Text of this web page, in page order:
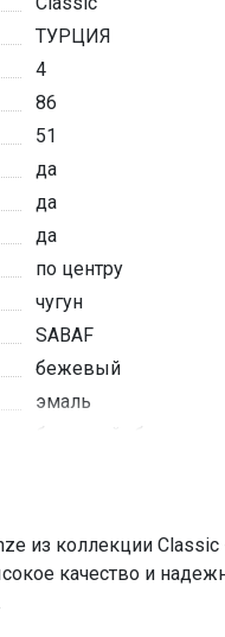
ТУРЦИЯ
4
86
51
да
да
да
по центру
чугун
SABAF
бежевый
эмаль
1 кВт
из коллекции
качество и